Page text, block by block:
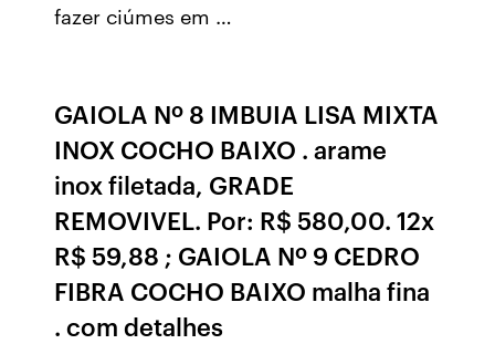
fazer ciúmes em …
GAIOLA Nº 8 IMBUIA LISA MIXTA
INOX COCHO BAIXO . arame
inox filetada, GRADE
REMOVIVEL. Por: R$ 580,00. 12x
R$ 59,88 ; GAIOLA Nº 9 CEDRO
FIBRA COCHO BAIXO malha fina
. com detalhes